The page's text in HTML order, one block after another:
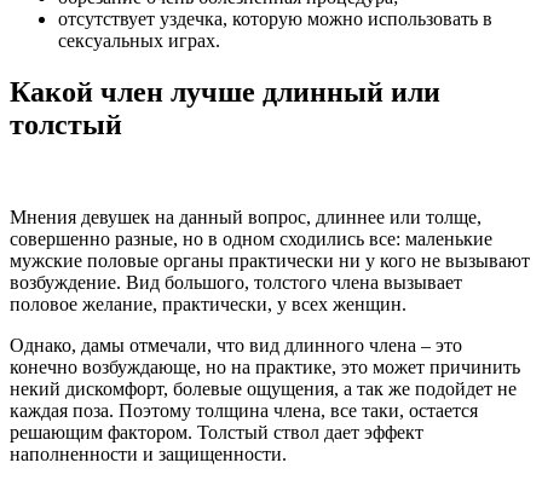
отсутствует уздечка, которую можно использовать в
сексуальных играх.
Какой член лучше длинный или
толстый
Мнения девушек на данный вопрос, длиннее или толще,
совершенно разные, но в одном сходились все: маленькие
мужские половые органы практически ни у кого не вызывают
возбуждение. Вид большого, толстого члена вызывает
половое желание, практически, у всех женщин.
Однако, дамы отмечали, что вид длинного члена – это
конечно возбуждающе, но на практике, это может причинить
некий дискомфорт, болевые ощущения, а так же подойдет не
каждая поза. Поэтому толщина члена, все таки, остается
решающим фактором. Толстый ствол дает эффект
наполненности и защищенности.